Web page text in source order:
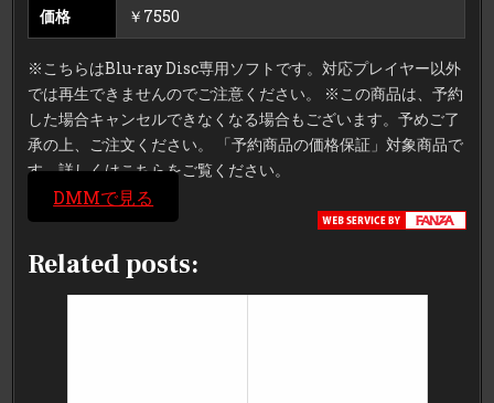
価格 ￥7550
※こちらはBlu-ray Disc専用ソフトです。対応プレイヤー以外
では再生できませんのでご注意ください。 ※この商品は、予約
した場合キャンセルできなくなる場合もございます。予めご了
承の上、ご注文ください。 「予約商品の価格保証」対象商品で
す。詳しくはこちらをご覧ください。
DMMで見る
Related posts: